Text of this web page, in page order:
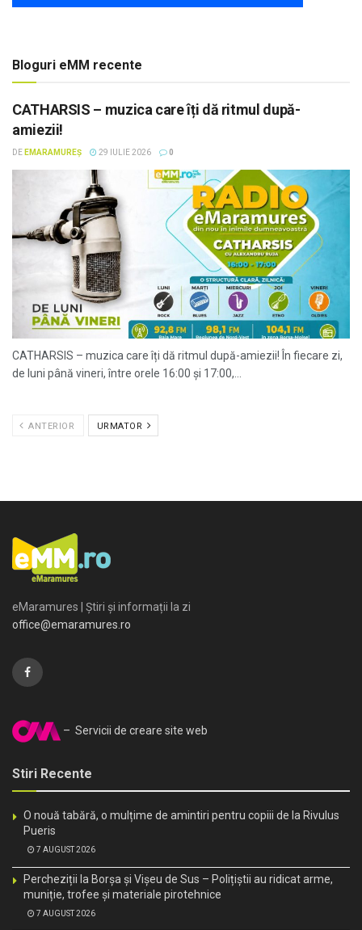
Bloguri eMM recente
CATHARSIS – muzica care îți dă ritmul după-
amiezii!
DE EMARAMUREȘ 29 IULIE 2026 0
CATHARSIS – muzica care îți dă ritmul după-amiezii! În fiecare zi,
de luni până vineri, între orele 16:00 și 17:00,...
ANTERIOR URMATOR
eMaramures | Știri și informații la zi
office@emaramures.ro
– Servicii de creare site web
Stiri Recente
O nouă tabără, o mulțime de amintiri pentru copiii de la Rivulus
Pueris
7 AUGUST 2026
Percheziții la Borșa și Vișeu de Sus – Polițiștii au ridicat arme,
muniție, trofee și materiale pirotehnice
7 AUGUST 2026